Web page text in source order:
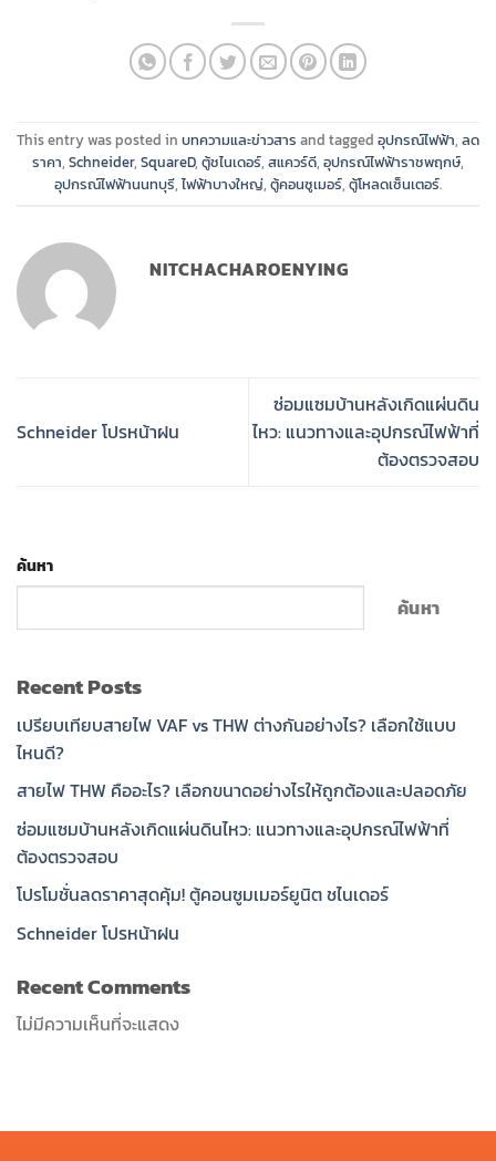
This entry was posted in บทความและข่าวสาร and tagged อุปกรณ์ไฟฟ้า, ลด
ราคา, Schneider, SquareD, ตู้ชไนเดอร์, สแควร์ดี, อุปกรณ์ไฟฟ้าราชพฤกษ์,
อุปกรณ์ไฟฟ้านนทบุรี,ไฟฟ้าบางใหญ่, ตู้คอนซูเมอร์, ตู้โหลดเซ็นเตอร์.
NITCHACHAROENYING
Schneider โปรหน้าฝน
ซ่อมแซมบ้านหลังเกิดแผ่นดิน
ไหว: แนวทางและอุปกรณ์ไฟฟ้าที่
ต้องตรวจสอบ
ค้นหา
ค้นหา
Recent Posts
เปรียบเทียบสายไฟ VAF vs THW ต่างกันอย่างไร? เลือกใช้แบบ
ไหนดี?
สายไฟ THW คืออะไร? เลือกขนาดอย่างไรให้ถูกต้องและปลอดภัย
ซ่อมแซมบ้านหลังเกิดแผ่นดินไหว: แนวทางและอุปกรณ์ไฟฟ้าที่
ต้องตรวจสอบ
โปรโมชั่นลดราคาสุดคุ้ม! ตู้คอนซูมเมอร์ยูนิต ชไนเดอร์
Schneider โปรหน้าฝน
Recent Comments
ไม่มีความเห็นที่จะแสดง